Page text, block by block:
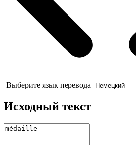
Выберите язык перевода
Исходный текст